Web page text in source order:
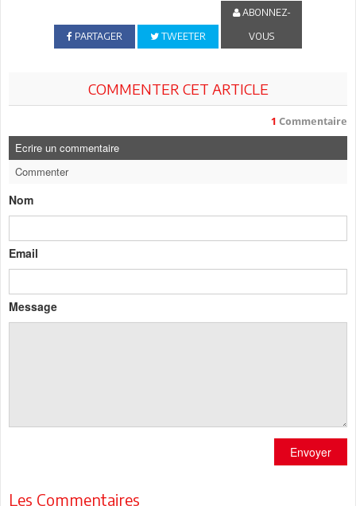
PARTAGER TWEETER
ABONNEZ-
VOUS
COMMENTER CET ARTICLE
1 Commentaire
Ecrire un commentaire
Commenter
Nom
Email
Message
Envoyer
Les Commentaires